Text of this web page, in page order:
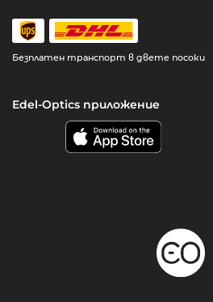
Безплатен транспорт в двете посоки
Edel-Optics приложение